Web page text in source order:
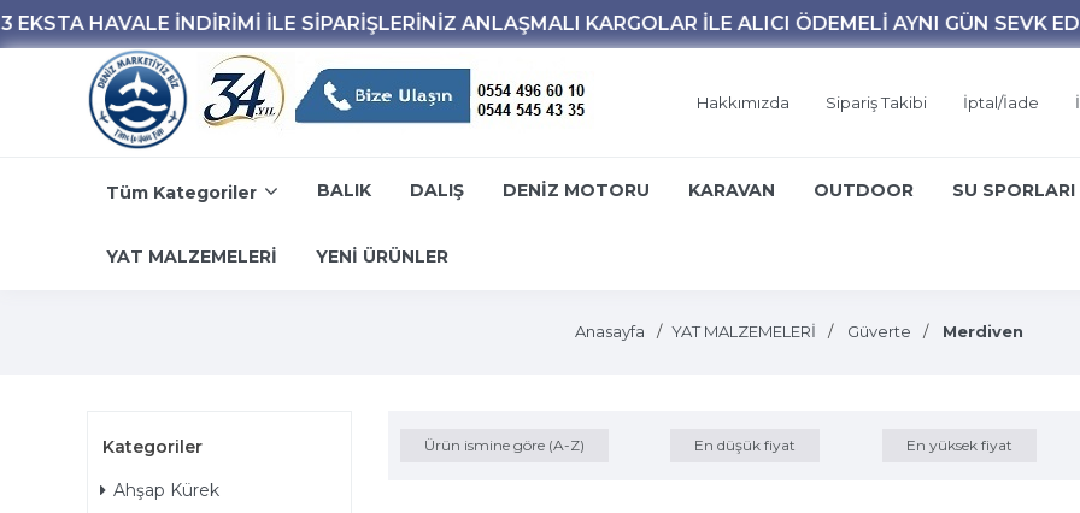
Hakkımızda Sipariş Takibi İptal/İade
Tüm Kategoriler BALIK DALIŞ DENİZ MOTORU KARAVAN OUTDOOR SU SPORLARI
YAT MALZEMELERİ YENİ ÜRÜNLER
Anasayfa YAT MALZEMELERİ Güverte Merdiven
Kategoriler
Ahşap Kürek
Ürün ismine göre (A-Z) En düşük fiyat En yüksek fiyat